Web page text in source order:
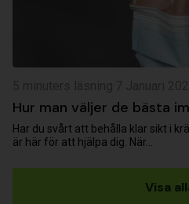
Hur man väljer de bästa
Har du svårt att behålla klar sikt i
är här för att hjälpa dig. När...
Visa